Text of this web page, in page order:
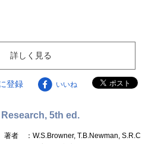
詳しく見る
登録 いいね
5th ed.
著者
：W.S.Browner, T.B.Newman, S.R.C